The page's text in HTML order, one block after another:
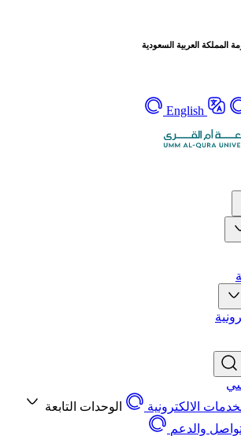
العربية السعودية
English
الالكترونية
الوحدات التابعة
والدعم